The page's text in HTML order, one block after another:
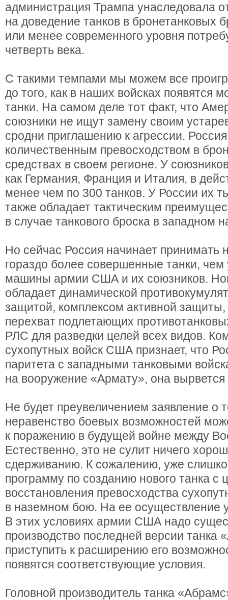
администрация Трампа унаследовала
на доведение танков в бронетанковых
или менее современного уровня
четверть века.
С такими темпами мы можем все
до того, как в наших войсках появятся
танки. На самом деле тот факт, что
союзники не ищут замену своим
сродни приглашению к агрессии.
количественным превосходством в
средствах в своем регионе. У
как Германия, Франция и Италия, в
менее чем по 300 танков. У России их
также обладает тактическим
в случае танкового броска в западном
Но сейчас Россия начинает принимать
гораздо более совершенные танки,
машины армии США и их союзников.
обладает динамической
защитой, комплексом активной
перехват подлетающих
РЛС для разведки целей всех видов.
сухопутных войск США признает, что
паритета с западными танковыми
на вооружение «Армату», она вырвется
Не будет преувеличением заявление о
неравенство боевых возможностей
к поражению в будущей войне между
Естественно, это не сулит ничего
сдерживанию. К сожалению, уже
программу по созданию нового танка с
восстановления превосходства
в наземном бою. На ее осуществление
В этих условиях армии США надо
производство последней версии танка
приступить к расширению его
появятся соответствующие условия.
Головной производитель танка